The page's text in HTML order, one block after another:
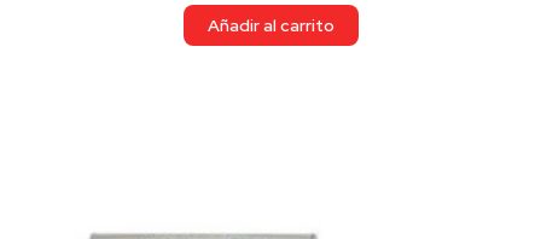
Añadir al carrito